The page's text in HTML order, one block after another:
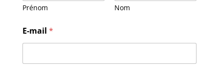
Prénom Nom
o
m
E
E-mail *